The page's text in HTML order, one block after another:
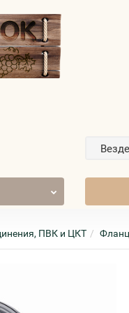
Везде
ПВК и ЦКТ